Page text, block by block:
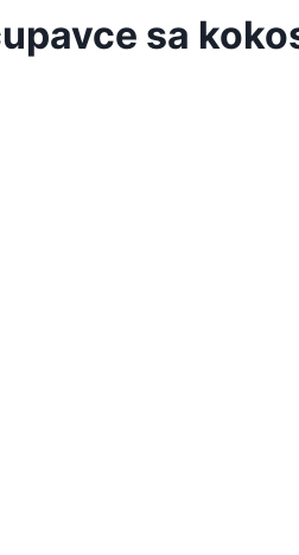
sa